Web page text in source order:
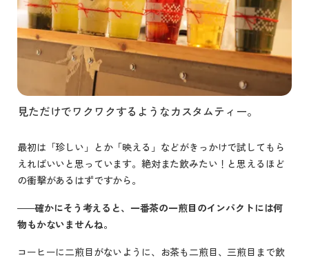
見ただけでワクワクするようなカスタムティー。
最初は「珍しい」とか「映える」などがきっかけで試してもら
えればいいと思っています。絶対また飲みたい！と思えるほど
の衝撃があるはずですから。
確かにそう考えると、一番茶の一煎目のインパクトには何
物もかないませんね。
コーヒーに二煎目がないように、お茶も二煎目、三煎目まで飲